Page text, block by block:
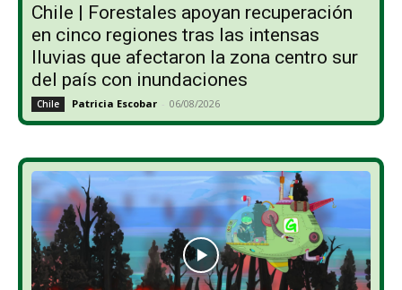
Chile | Forestales apoyan recuperación
en cinco regiones tras las intensas
lluvias que afectaron la zona centro sur
del país con inundaciones
Chile Patricia Escobar - 06/08/2026